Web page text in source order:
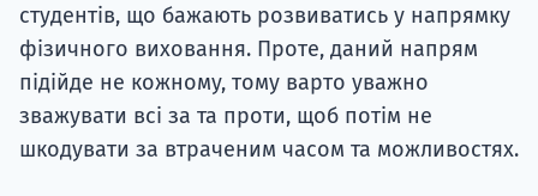
студентів, що бажають розвиватись у напрямку
фізичного виховання. Проте, даний напрям
підійде не кожному, тому варто уважно
зважувати всі за та проти, щоб потім не
шкодувати за втраченим часом та можливостях.